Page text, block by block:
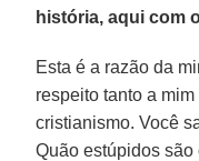
história, aqui com
Esta é a razão da
respeito tanto a
cristianismo. Você
Quão estúpidos